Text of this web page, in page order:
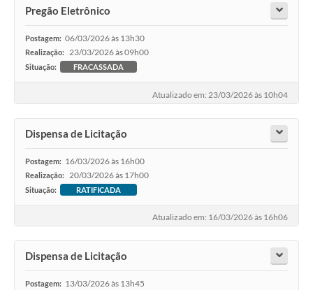
Pregão Eletrônico
Postagem: 06/03/2026 às 13h30
Realização: 23/03/2026 às 09h00
Situação: FRACASSADA
Atualizado em: 23/03/2026 às 10h04
Dispensa de Licitação
Postagem: 16/03/2026 às 16h00
Realização: 20/03/2026 às 17h00
Situação: RATIFICADA
Atualizado em: 16/03/2026 às 16h06
Dispensa de Licitação
Postagem: 13/03/2026 às 13h45